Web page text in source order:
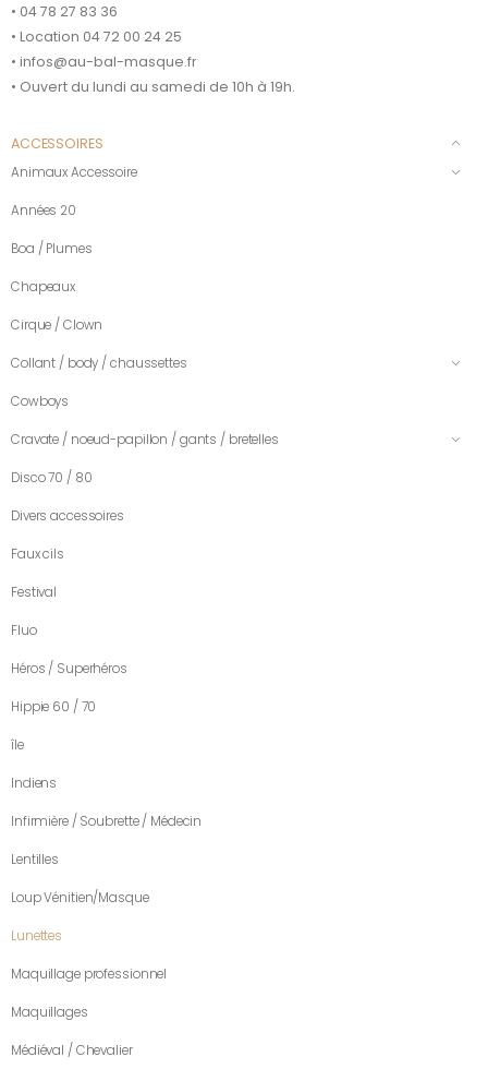
• 04 78 27 83 36
• Location 04 72 00 24 25
• infos@au-bal-masque.fr
• Ouvert du lundi au samedi de 10h à 19h.
ACCESSOIRES
Animaux Accessoire
Années 20
Boa / Plumes
Chapeaux
Cirque / Clown
Collant / body / chaussettes
Cowboys
Cravate / noeud-papillon / gants / bretelles
Disco 70 / 80
Divers accessoires
Faux cils
Festival
Fluo
Héros / Superhéros
Hippie 60 / 70
île
Indiens
Infirmière / Soubrette / Médecin
Lentilles
Loup Vénitien/Masque
Lunettes
Maquillage professionnel
Maquillages
Médiéval / Chevalier